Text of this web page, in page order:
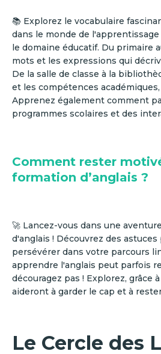
📚 Explorez le vocabulaire
dans le monde de
le domaine éducatif. Du primaire
mots et les expressions qui
De la salle de classe à la
et les compétences
Apprenez également comment
programmes scolaires et des
Comment rester
formation d’anglais ?
🚀 Lancez-vous dans une
d'anglais ! Découvrez des
persévérer dans votre parcours
apprendre l'anglais peut parfois
découragez pas ! Explorez, grâce
aideront à garder le cap et à
Le Cercle des